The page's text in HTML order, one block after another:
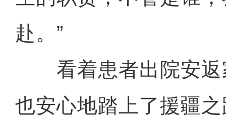
赴。”
看着患者出院安返
也安心地踏上了援疆